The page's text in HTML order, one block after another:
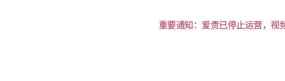
重要通知：爱责已停止运营，视